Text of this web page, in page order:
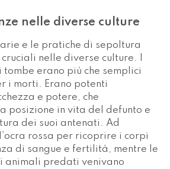
nelle diverse culture
e le pratiche di sepoltura
nelle diverse culture. I
erano più che semplici
i morti. Erano potenti
e potere, che
posizione in vita del defunto e
dei suoi antenati. Ad
rossa per ricoprire i corpi
di sangue e fertilità, mentre le
animali predati venivano